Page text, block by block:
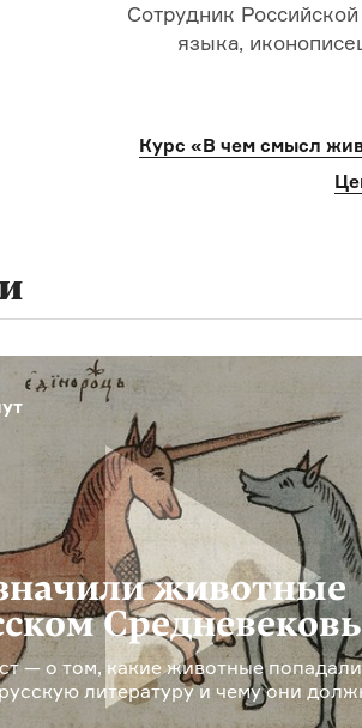
Сотрудник
языка,
Курс «В чем смысл
животные
— о том, какие животные попадали
литературу и чему они